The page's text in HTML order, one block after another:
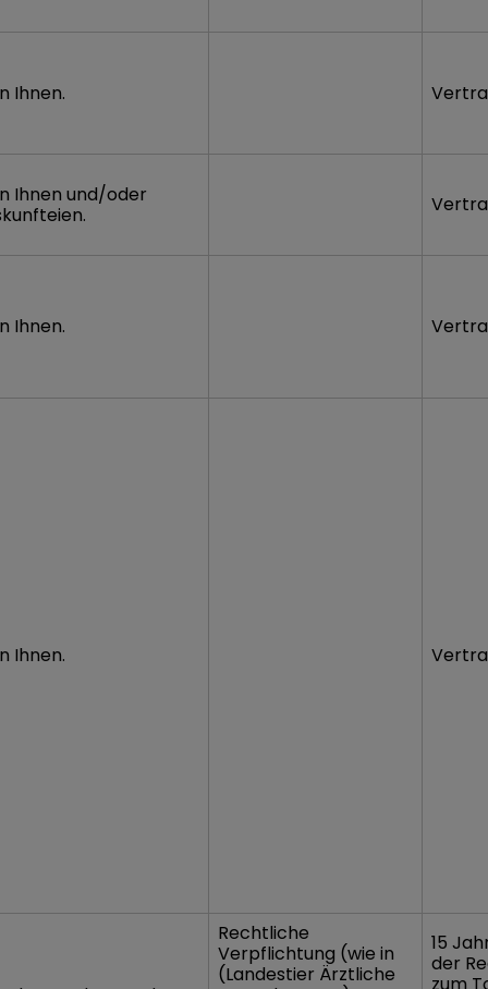
Ihnen.
Ihnen und/oder
Ihnen.
Ihnen.
Rechtliche
Verpflichtung (wie in
(Landestier Ärztliche
15
der
zum